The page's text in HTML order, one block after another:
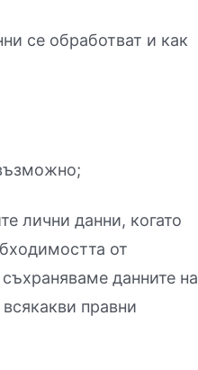
се обработват и как
лични данни, когато
от
данните на
правни